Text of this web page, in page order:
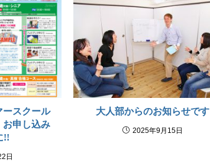
ースクール
お申し込み
!!
日
大人部からのお知らせです
2025年9月15日